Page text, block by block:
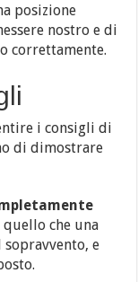
posizione
nostro e di
correttamente.
i consigli di
di dimostrare
quello che una
sopravvento, e